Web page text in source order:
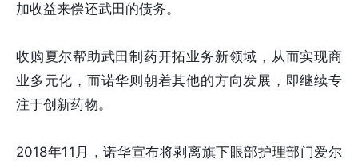
加收益来偿还武田的债务。
收购夏尔帮助武田制药开拓业务新领域，从而实现商
业多元化，而诺华则朝着其他的方向发展，即继续专
注于创新药物。
2018年11月，诺华宣布将剥离旗下眼部护理部门爱尔